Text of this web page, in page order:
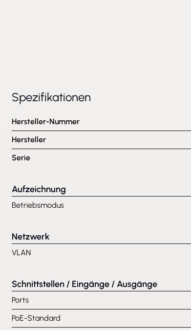
Spezifikationen
Hersteller-Nummer
Hersteller
Serie
Aufzeichnung
Betriebsmodus
Netzwerk
VLAN
Schnittstellen / Eingänge / Ausgänge
Ports
PoE-Standard